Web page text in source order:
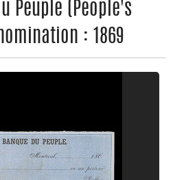
Peuple (People's
: 1869